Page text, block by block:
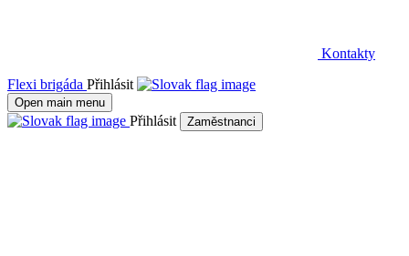
Kontakty
Flexi brigáda Přihlásit
Open main menu
Přihlásit Zaměstnanci